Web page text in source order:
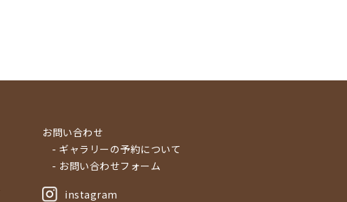
お問い合わせ
- ギャラリーの予約について
- お問い合わせフォーム
instagram